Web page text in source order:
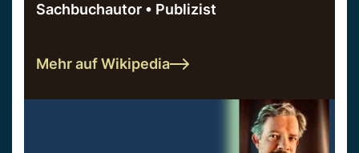
Sachbuchautor • Publizist
Mehr auf Wikipedia